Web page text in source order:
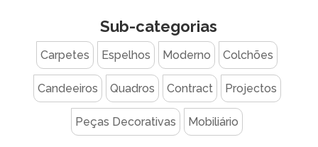
€1,733.00
Sub-categorias
Carpetes Espelhos Moderno Colchões
Candeeiros Quadros Contract Projectos
Peças Decorativas Mobiliário